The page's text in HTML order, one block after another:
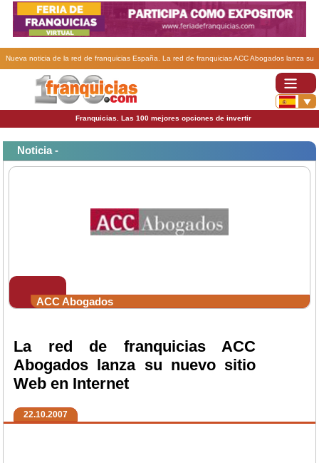
Nueva noticia de la red de franquicias España. La red de franquicias ACC Abogados lanza su
nuevo sitio Web en Internet.
Franquicias. Las 100 mejores opciones de invertir
Noticia -
ACC Abogados
La red de franquicias ACC
Abogados lanza su nuevo sitio
Web en Internet
22.10.2007